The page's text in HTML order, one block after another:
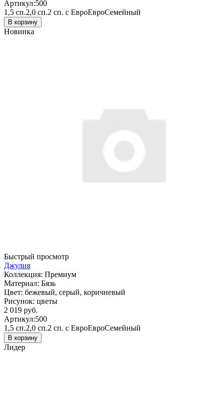
Артикул:500
1,5 сп.2,0 сп.2 сп. с ЕвроЕвроСемейный
В корзину
Новинка
Быстрый просмотр
Джулия
Коллекция: Премиум
Материал: Бязь
Цвет: бежевый, серый, коричневый
Рисунок: цветы
2 019 руб.
Артикул:500
1,5 сп.2,0 сп.2 сп. с ЕвроЕвроСемейный
В корзину
Лидер